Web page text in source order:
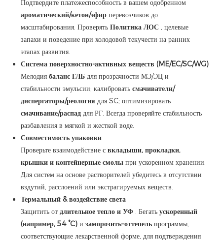
Подтвердите платежеспособность в вашем одобренном
ароматический/кетон/эфир перевозчиков до
масштабирования. Проверять Политика ЛОС , целевые
запахи и поведение при холодовой текучести на ранних
этапах развития.
Система поверхностно-активных веществ (ME/EC/SC/WG)
Мелодия баланс ГЛБ для прозрачности МЭ/ЭЦ и
стабильности эмульсии; калибровать смачиватели/
диспергаторы/реология для SC; оптимизировать
смачивание/распад для РГ. Всегда проверяйте стабильность
разбавления в мягкой и жесткой воде.
Совместимость упаковки
Проверьте взаимодействие с вкладыши, прокладки,
крышки и контейнерные смолы при ускоренном хранении.
Для систем на основе растворителей убедитесь в отсутствии
вздутий, расслоений или экстрагируемых веществ.
Термальный & воздействие света
Защитить от длительное тепло и УФ . Бегать ускоренный
(например, 54 °C) и заморозить–оттепель программы,
соответствующие лекарственной форме, для подтверждения